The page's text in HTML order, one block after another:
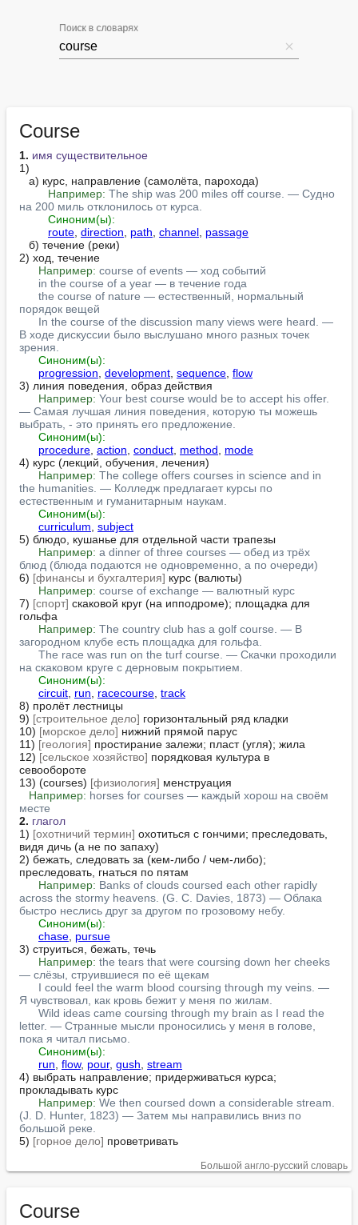
Поиск в словарях
Course
1. имя существительное
1)
Например: The ship was 200 miles off course. — Судно
на 200 миль отклонилось от курса.
Синоним(ы):
route direction path channel passage
2) ход, течение
Например: course of events — ход событий
in the course of a year — в течение года
the course of nature — естественный, нормальный
порядок вещей
In the course of the discussion many views were heard. —
В ходе дискуссии было выслушано много разных точек
зрения.
Синоним(ы):
progression development sequence flow
3) линия поведения, образ действия
Например: Your best course would be to accept his offer.
— Самая лучшая линия поведения, которую ты можешь
выбрать, - это принять его предложение.
Синоним(ы):
procedure action conduct method
mode
4) курс (лекций, обучения, лечения)
Например: The college offers courses in science and in
the humanities. — Колледж предлагает курсы по
естественным и гуманитарным наукам.
Синоним(ы):
curriculum subject
5) блюдо, кушанье для отдельной части трапезы
Например: a dinner of three courses — обед из трёх
блюд (блюда подаются не одновременно, а по очереди)
6) [финансы и бухгалтерия] курс (валюты)
Например: course of exchange — валютный курс
7) [спорт] скаковой круг (на ипподроме); площадка для
гольфа
Например: The country club has a golf course. — В
загородном клубе есть площадка для гольфа.
The race was run on the turf course. — Скачки проходили
на скаковом круге с дерновым покрытием.
Синоним(ы):
circuit run racecourse track
8) пролёт лестницы
9) [строительное дело] горизонтальный ряд кладки
10) [морское дело] нижний прямой парус
11) [геология] простирание залежи; пласт (угля); жила
12) [сельское хозяйство] порядковая культура в
севообороте
13) (courses) [физиология] менструация
Например: horses for courses — каждый хорош на своём
месте
2. глагол
1) [охотничий термин] охотиться с гончими; преследовать,
видя дичь (а не по запаху)
2) бежать, следовать за (кем-либо / чем-либо);
преследовать, гнаться по пятам
Например: Banks of clouds coursed each other rapidly
across the stormy heavens. (G. C. Davies, 1873) — Облака
быстро неслись друг за другом по грозовому небу.
Синоним(ы):
chase pursue
3) струиться, бежать, течь
Например: the tears that were coursing down her cheeks
— слёзы, струившиеся по её щекам
I could feel the warm blood coursing through my veins. —
Я чувствовал, как кровь бежит у меня по жилам.
Wild ideas came coursing through my brain as I read the
letter. — Странные мысли проносились у меня в голове,
пока я читал письмо.
Синоним(ы):
run flow, pour, gush stream
4) выбрать направление; придерживаться курса;
прокладывать курс
Например: We then coursed down a considerable stream.
(J. D. Hunter, 1823) — Затем мы направились вниз по
большой реке.
5) [горное дело] проветривать
Большой англо-русский словарь
Course